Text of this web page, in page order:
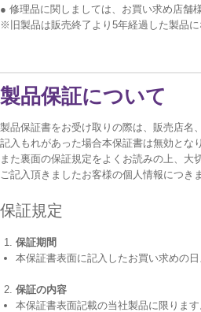
● 修理品に関しましては、お買い求め店舗
※旧製品は販売終了より5年経過した製品
製品保証について
製品保証書をお受け取りの際は、販売店名
記入もれがあった場合本保証書は無効とな
また裏面の保証規定をよくお読みの上、大
ご記入頂きましたお客様の個人情報につき
保証規定
保証期間
本保証書表面に記入したお買い求めの
保証の内容
本保証書表面記載の当社製品に限ります